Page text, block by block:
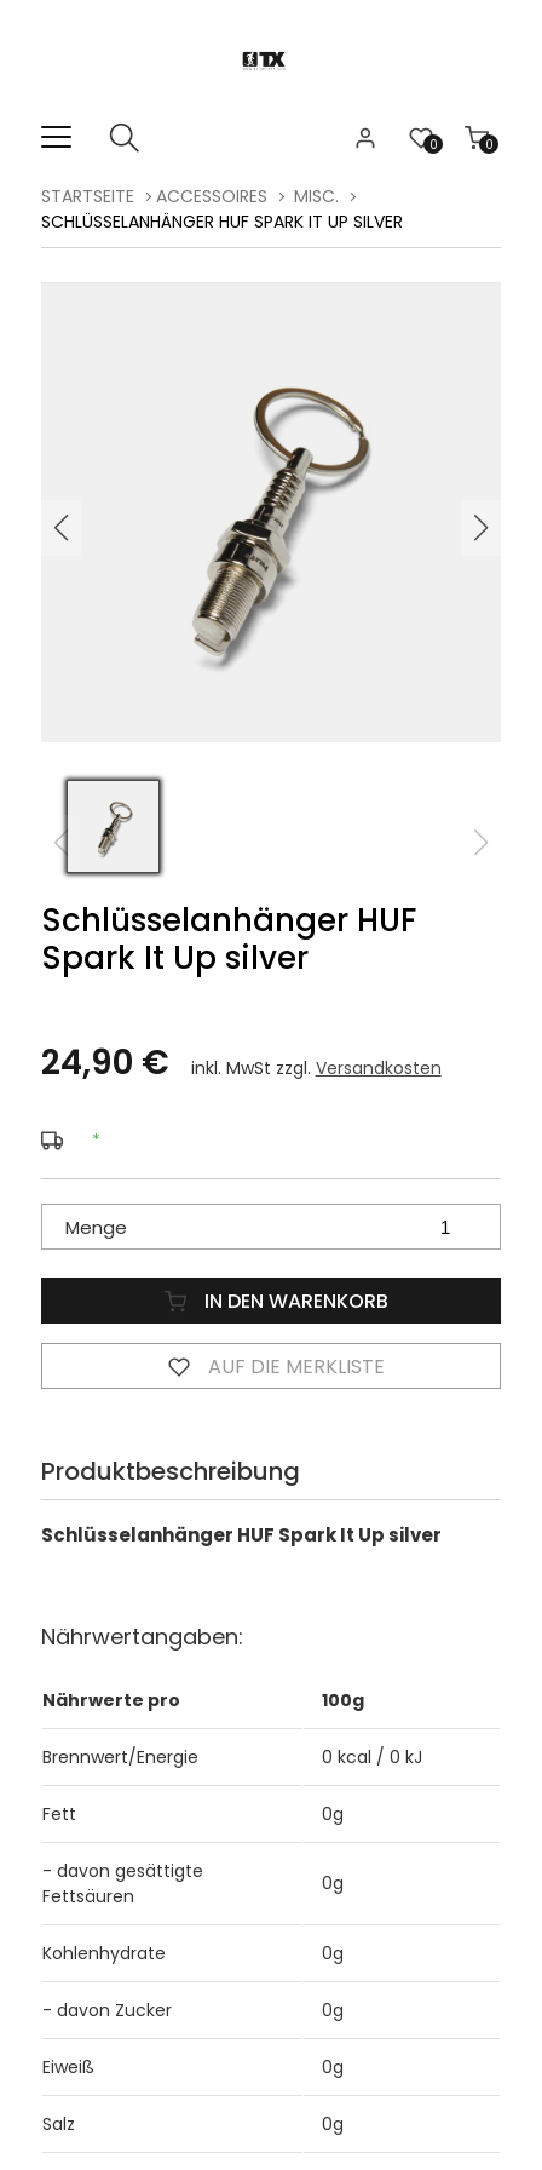
0
0
STARTSEITE ACCESSOIRES
MISC.
SCHLÜSSELANHÄNGER HUF SPARK IT UP SILVER
Schlüsselanhänger HUF
Spark It Up silver
24,90 € inkl. MwSt zzgl. Versandkosten
*
Menge
IN DEN WARENKORB
AUF DIE MERKLISTE
Produktbeschreibung
Schlüsselanhänger HUF Spark It Up silver
Nährwertangaben:
Nährwerte pro 100g
Brennwert/Energie 0 kcal / 0 kJ
Fett 0g
- davon gesättigte
Fettsäuren
0g
Kohlenhydrate 0g
- davon Zucker 0g
Eiweiß 0g
Salz 0g